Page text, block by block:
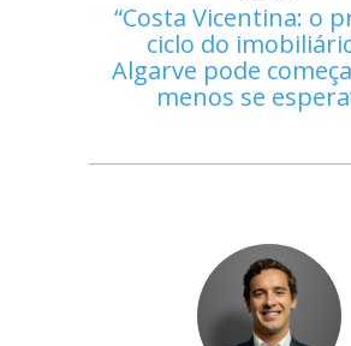
Costa Vicentina: o
ciclo do
Algarve pode
menos se